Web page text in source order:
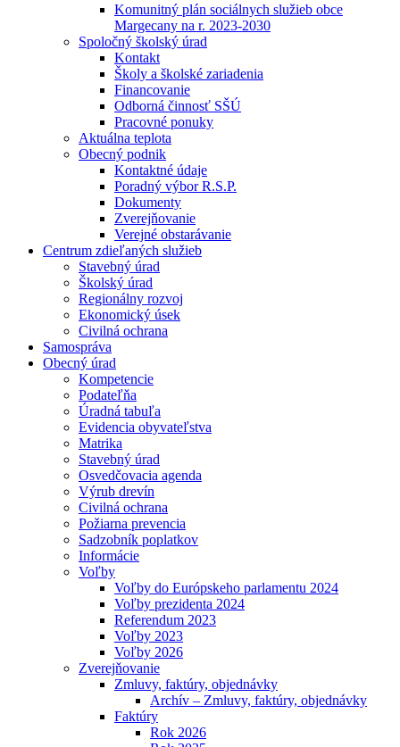
Komunitný plán sociálnych služieb obce
Margecany na r. 2023-2030
Spoločný školský úrad
Kontakt
Školy a školské zariadenia
Financovanie
Odborná činnosť SŠÚ
Pracovné ponuky
Aktuálna teplota
Obecný podnik
Kontaktné údaje
Poradný výbor R.S.P.
Dokumenty
Zverejňovanie
Verejné obstarávanie
Centrum zdieľaných služieb
Stavebný úrad
Školský úrad
Regionálny rozvoj
Ekonomický úsek
Civilná ochrana
Samospráva
Obecný úrad
Kompetencie
Podateľňa
Úradná tabuľa
Evidencia obyvateľstva
Matrika
Stavebný úrad
Osvedčovacia agenda
Výrub drevín
Civilná ochrana
Požiarna prevencia
Sadzobník poplatkov
Informácie
Voľby
Voľby do Európskeho parlamentu 2024
Voľby prezidenta 2024
Referendum 2023
Voľby 2023
Voľby 2026
Zverejňovanie
Zmluvy, faktúry, objednávky
Archív – Zmluvy, faktúry, objednávky
Faktúry
Rok 2026